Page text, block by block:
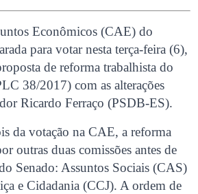
Econômicos (CAE) do
para votar nesta terça-feira (6),
de reforma trabalhista do
38/2017) com as alterações
Ricardo Ferraço (PSDB-ES).
da votação na CAE, a reforma
outras duas comissões antes de
Senado: Assuntos Sociais (CAS)
e Cidadania (CCJ). A ordem de